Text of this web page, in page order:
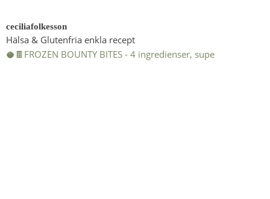
ceciliafolkesson
Hälsa & Glutenfria enkla recept
🥥🍫FROZEN BOUNTY BITES - 4 ingredienser, supe